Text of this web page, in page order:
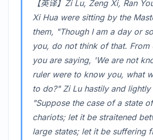
【英译】Zi Lu, Zeng Xi, Ran
Xi Hua were sitting by the
them, "Though I am a day or
you, do not think of that. From
you are saying, 'We are not
ruler were to know you, what
to do?" Zi Lu hastily and lightly
"Suppose the case of a state
chariots; let it be straitened
large states; let it be suffering